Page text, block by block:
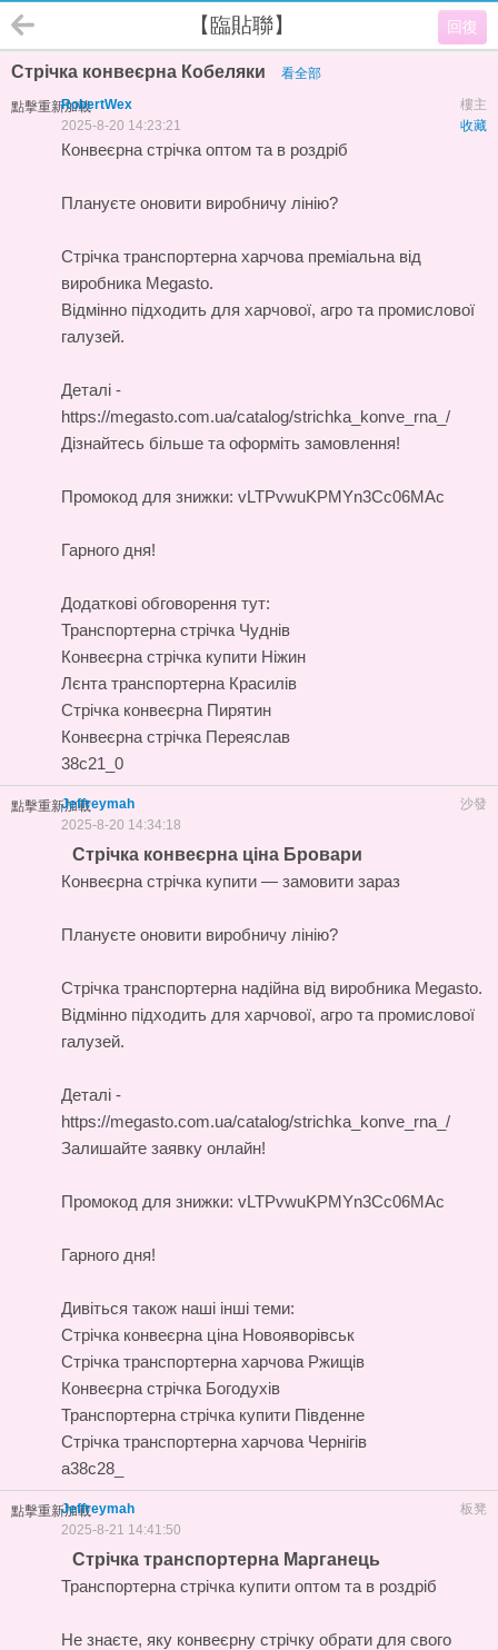
回復
【臨貼聯】
Стрічка конвеєрна Кобеляки 看全部
點擊重新加載 樓主
RobertWex
收藏
2025-8-20 14:23:21
Конвеєрна стрічка оптом та в роздріб
Плануєте оновити виробничу лінію?
Стрічка транспортерна харчова преміальна від
виробника Megasto.
Відмінно підходить для харчової, агро та промислової
галузей.
Деталі -
https://megasto.com.ua/catalog/strichka_konve_rna_/
Дізнайтесь більше та оформіть замовлення!
Промокод для знижки: vLTPvwuKPMYn3Cc06MAc
Гарного дня!
Додаткові обговорення тут:
Транспортерна стрічка Чуднів
Конвеєрна стрічка купити Ніжин
Лєнта транспортерна Красилів
Стрічка конвеєрна Пирятин
Конвеєрна стрічка Переяслав
38c21_0
點擊重新加載 沙發
Jeffreymah
2025-8-20 14:34:18
Стрічка конвеєрна ціна Бровари
Конвеєрна стрічка купити — замовити зараз
Плануєте оновити виробничу лінію?
Стрічка транспортерна надійна від виробника Megasto.
Відмінно підходить для харчової, агро та промислової
галузей.
Деталі -
https://megasto.com.ua/catalog/strichka_konve_rna_/
Залишайте заявку онлайн!
Промокод для знижки: vLTPvwuKPMYn3Cc06MAc
Гарного дня!
Дивіться також наші інші теми:
Стрічка конвеєрна ціна Новояворівськ
Стрічка транспортерна харчова Ржищів
Конвеєрна стрічка Богодухів
Транспортерна стрічка купити Південне
Стрічка транспортерна харчова Чернігів
a38c28_
點擊重新加載 板凳
Jeffreymah
2025-8-21 14:41:50
Стрічка транспортерна Марганець
Транспортерна стрічка купити оптом та в роздріб
Не знаєте, яку конвеєрну стрічку обрати для свого